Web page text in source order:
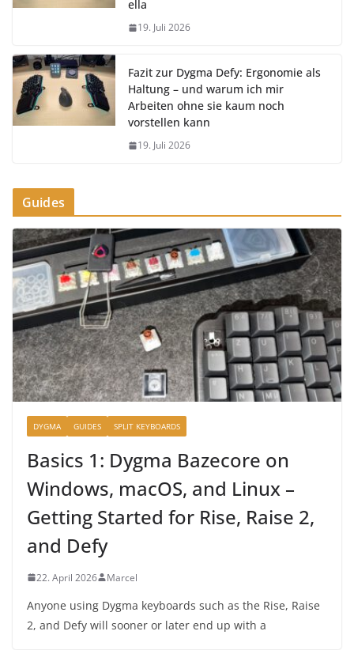
ella
19. Juli 2026
Fazit zur Dygma Defy: Ergonomie als
Haltung – und warum ich mir
Arbeiten ohne sie kaum noch
vorstellen kann
19. Juli 2026
Guides
DYGMA GUIDES SPLIT KEYBOARDS
Basics 1: Dygma Bazecore on
Windows, macOS, and Linux –
Getting Started for Rise, Raise 2,
and Defy
22. April 2026 Marcel
Anyone using Dygma keyboards such as the Rise, Raise
2, and Defy will sooner or later end up with a